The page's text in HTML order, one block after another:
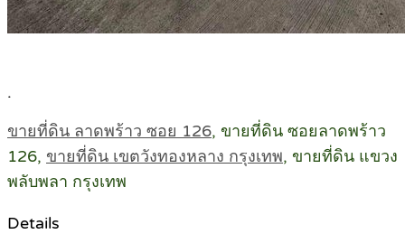
.
ขายที่ดิน ลาดพร้าว ซอย 126, ขายที่ดิน ซอยลาดพร้าว
126, ขายที่ดิน เขตวังทองหลาง กรุงเทพ, ขายที่ดิน แขวง
พลับพลา กรุงเทพ
Details